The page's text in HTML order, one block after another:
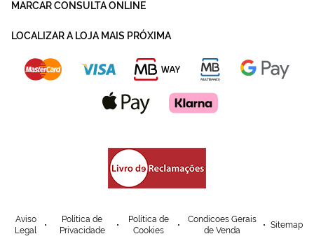
MARCAR CONSULTA ONLINE
LOCALIZAR A LOJA MAIS PRÓXIMA
Aviso
Legal
Política de
Privacidade
Política de
Cookies
Condicoes Gerais
de Venda
Sitemap